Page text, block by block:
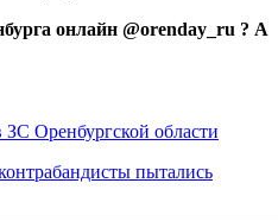
онлайн @orenday_ru ? А
ЗС Оренбургской области
пытались